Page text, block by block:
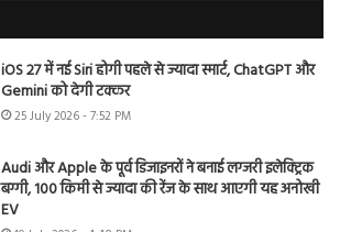
iOS 27 में नई Siri होगी पहले से ज्यादा स्मार्ट, ChatGPT और
Gemini को देगी टक्कर
25 July 2026 - 7:52 PM
Audi और Apple के पूर्व डिजाइनरों ने बनाई लग्जरी इलेक्ट्रिक
बग्गी, 100 किमी से ज्यादा की रेंज के साथ आएगी यह अनोखी
EV